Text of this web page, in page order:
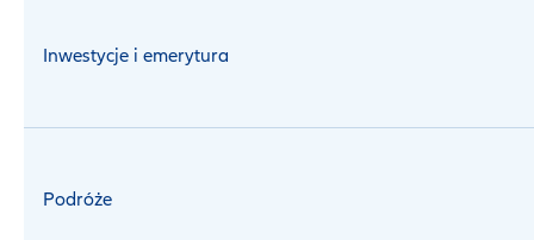
Inwestycje i emerytura
Podróże